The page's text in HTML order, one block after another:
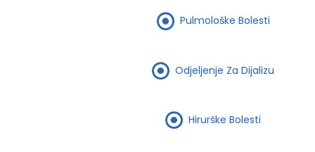
Pulmološke Bolesti
Odjeljenje Za Dijalizu
Hirurške Bolesti